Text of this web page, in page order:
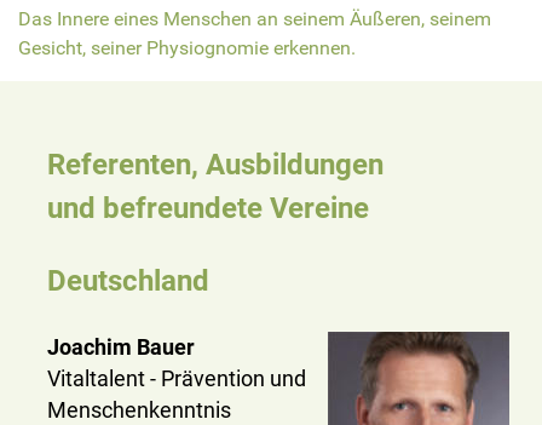
Das Innere eines Menschen an seinem Äußeren, seinem
Gesicht, seiner Physiognomie erkennen.
Referenten, Ausbildungen
und befreundete Vereine
Deutschland
Joachim Bauer
Vitaltalent - Prävention und
Menschenkenntnis